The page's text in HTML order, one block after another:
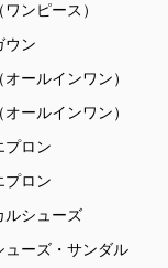
ンピース）
ウン
ールインワン）
ールインワン）
プロン
プロン
ルシューズ
ューズ・サンダル